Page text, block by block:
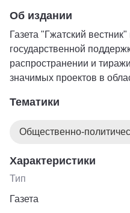
Об издании
Газета "Гжатский
государственной
распространении и
значимых проектов в
Тематики
Общественно-
Характеристики
Тип
Газета